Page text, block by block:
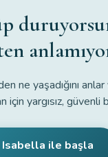
ne yaşadığını
için yargısız, güvenli
Isabella ile başla